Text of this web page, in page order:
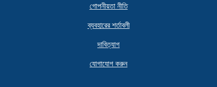
গোপনীয়তা নীতি
ব্যবহারের শর্তাবলী
দাবিত্যাগ
যোগাযোগ করুন